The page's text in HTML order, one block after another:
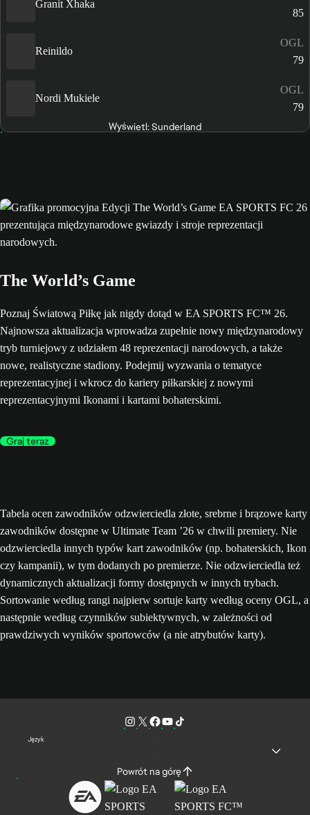
Granit Xhaka
85
Reinildo
OGL
79
Nordi Mukiele
OGL
79
Wyświetl: Sunderland
The World’s Game
Poznaj Światową Piłkę jak nigdy dotąd w EA SPORTS FC™ 26.
Najnowsza aktualizacja wprowadza zupełnie nowy międzynarodowy
tryb turniejowy z udziałem 48 reprezentacji narodowych, a także
nowe, realistyczne stadiony. Podejmij wyzwania o tematyce
reprezentacyjnej i wkrocz do kariery piłkarskiej z nowymi
reprezentacyjnymi Ikonami i kartami bohaterskimi.
Graj teraz
Tabela ocen zawodników odzwierciedla złote, srebrne i brązowe karty
zawodników dostępne w Ultimate Team ’26 w chwili premiery. Nie
odzwierciedla innych typów kart zawodników (np. bohaterskich, Ikon
czy kampanii), w tym dodanych po premierze. Nie odzwierciedla też
dynamicznych aktualizacji formy dostępnych w innych trybach.
Sortowanie według rangi najpierw sortuje karty według oceny OGL, a
następnie według czynników subiektywnych, w zależności od
prawdziwych wyników sportowców (a nie atrybutów karty).
Język
Powrót na górę